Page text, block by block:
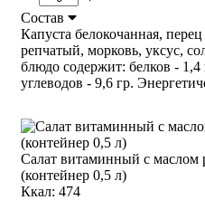
Состав
Капуста белокочанная,
репчатый, морковь, уксус,
блюдо содержит: белков -
углеводов - 9,6 гр.
Салат витаминный с маслом
(контейнер 0,5 л)
Ккал: 474